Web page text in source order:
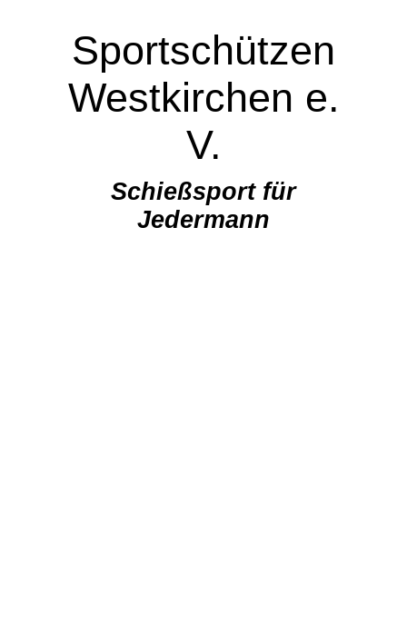
Sportschützen
Westkirchen e.
V.
Schießsport für
Jedermann